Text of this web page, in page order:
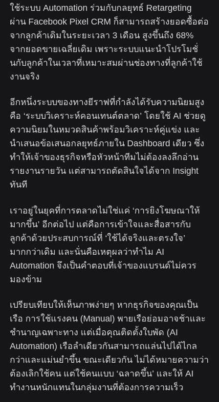
ใช้ระบบ Automation ร่วมกับกลยุทธ์ Retargeting
ผ่าน Facebook Pixel CRM ก็สามารถสร้างยอดซื้อต่อ
จากลูกค้าเดิมในระยะเวลา 3 เดือน สูงขึ้นถึง 68%
จากยอดขายเฉลี่ยเดิม เพราะระบบแนะนำโปรโมชั่
นกับลูกค้าในเวลาที่เหมาะสมผ่านช่องทางที่ลูกค้าใช้
งานจริง
อีกหนึ่งระบบของทางยีราฟที่กำลังได้รับความนิยมสูง
คือ ‘ระบบวิเคราะห์คอนเทนต์ตลาด’ โดยใช้ AI ช่วยดู
ความนิยมในหมวดสินค้าพร้อมวิเคราะห์คู่แข่ง และ
นำเสนอข้อเสนอกลยุทธ์ภายใน Dashboard เดียว ซึ่ง
ทำให้เจ้าของธุรกิจหรือหัวหน้าทีมไม่ต้องลงลึกอ่าน
รายงานรายวัน แต่สามารถตัดสินใจได้จาก Insight
ทันที
เราอยู่ในยุคที่การตลาดไม่ใช่แค่ ‘การยิงโฆษณาให้
มากขึ้น’ อีกต่อไป แต่คือการเข้าใจและสื่อสารกับ
ลูกค้าด้วยประสบการณ์ที่ ‘ใช้ได้จริงและตรงใจ’
มากกว่าเดิม และนั่นคือเหตุผลว่าทำไม AI
Automation จึงเป็นคำตอบที่เจ้าของแบรนด์ไม่ควร
มองข้าม
เปรียบเทียบให้เห็นภาพง่ายๆ หากธุรกิจของคุณเป็น
เรือ การใช้แรงคน (Manual) พายเรือย่อมอาจช้าและ
ชำนาญเฉพาะทาง แต่เมื่อคุณติดตั้งใบพัด (AI
Automation) เรือลำเดียวกันสามารถแล่นไปได้ไกล
กว่าและแม่นยำขึ้น ขณะเดียวกัน ไม่ได้หมายความว่า
ต้องเลิกใช้คน แต่ใช้คนแบบ ‘ฉลาดขึ้น’ และให้ AI
ทำงานหนักแทนในกลุ่มงานที่ต้องการความเร็ว